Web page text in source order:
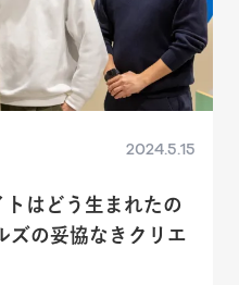
2024.5.15
トはどう生まれたの
ズの妥協なきクリエ